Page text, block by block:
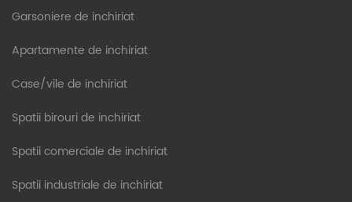
Garsoniere de inchiriat
Apartamente de inchiriat
Case/vile de inchiriat
Spatii birouri de inchiriat
Spatii comerciale de inchiriat
Spatii industriale de inchiriat